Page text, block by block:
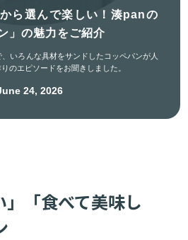
ら選んで楽しい！湊panの
」の魅力をご紹介
いろんな具材をサンドしたコッペパンが人
のエピソードをお聞きしました。
24, 2026
」「食べて美味し